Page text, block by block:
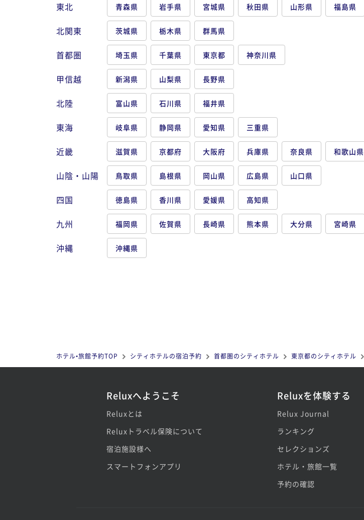
東北 青森県 岩手県 宮城県 秋田県 山形県 福島県
北関東 茨城県 栃木県 群馬県
首都圏 埼玉県 千葉県 東京都 神奈川県
甲信越 新潟県 山梨県 長野県
北陸 富山県 石川県 福井県
東海 岐阜県 静岡県 愛知県 三重県
近畿 滋賀県 京都府 大阪府 兵庫県 奈良県 和歌山県
山陰・山陽 鳥取県 島根県 岡山県 広島県 山口県
四国 徳島県 香川県 愛媛県 高知県
九州 福岡県 佐賀県 長崎県 熊本県 大分県 宮崎県
沖縄 沖縄県
ホテル•旅館予約TOP シティホテルの宿泊予約 首都圏のシティホテル 東京都のシティホテル
Reluxへようこそ
Reluxとは
Reluxトラベル保険について
宿泊施設様へ
スマートフォンアプリ
Reluxを体験する
Relux Journal
ランキング
セレクションズ
ホテル・旅館一覧
予約の確認